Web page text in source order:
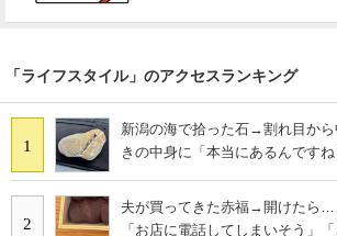
「ライフスタイル」のアクセスランキング
1
新潟の海で拾った石→割れ目か
きの中身に「本当にあるんですね
2
夫が買ってきた赤福→開けたら
「お店に電話してしまいそう」